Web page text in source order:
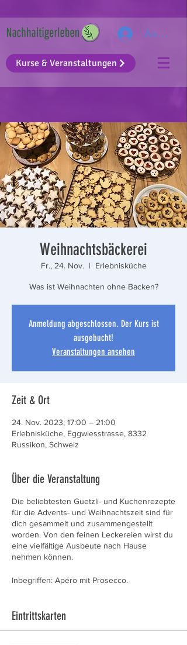
Anmelden
Kurse & Veranstaltungen
Weihnachtsbäckerei
Fr., 24. Nov.
  |
Erlebnisküche
Was ist Weihnachten ohne Backen?
Anmeldung abgeschlossen. Der Kurs ist
ausgebucht!
Veranstaltungen ansehen
Zeit & Ort
24. Nov. 2023, 17:00 – 21:00
Erlebnisküche, Eggwiesstrasse, 8332
Russikon, Schweiz
Über die Veranstaltung
Die beliebtesten Guetzli- und Kuchenrezepte
für die Advents- und Weihnachtszeit sind für
dich gesammelt und zusammengestellt
worden. Von den feinen Leckereien wirst du
eine vielfältige Ausbeute nach Hause
nehmen können.
Inbegriffen: Apéro mit Prosecco.
Eintrittskarten